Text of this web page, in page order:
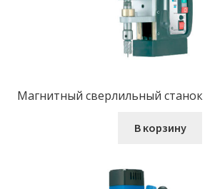
Магнитный сверлильный станок
В корзину